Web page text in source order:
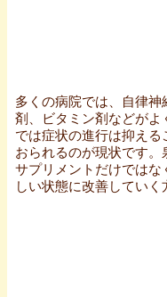
多くの病院では、自律
剤、ビタミン剤などが
では症状の進行は抑え
おられるのが現状です
サプリメントだけでは
しい状態に改善していく